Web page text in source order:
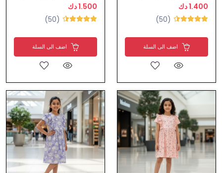
1.400 دك
(50)
اضف الى السلة
1.500 دك
(50)
اضف الى السلة